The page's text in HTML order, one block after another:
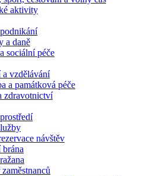
aktivity
a daně
sociální péče
a vzdělávání
a památková péče
zdravotnictví
návštěv
brána